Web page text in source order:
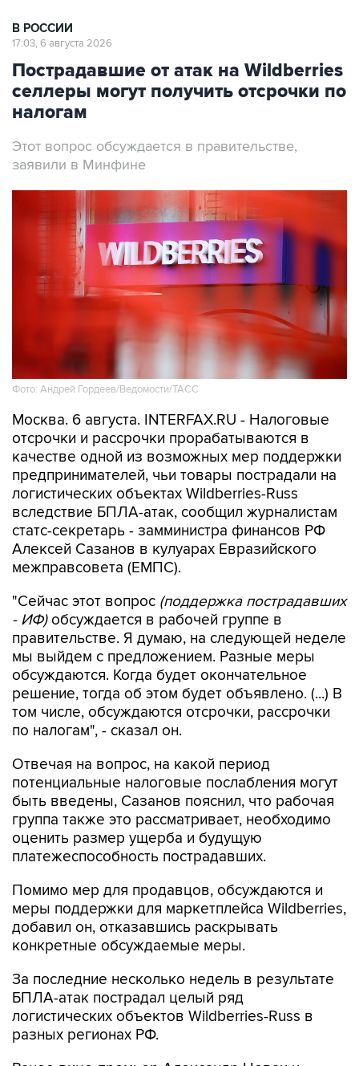
В РОССИИ
17:03, 6 августа 2026
Пострадавшие от атак на Wildberries
селлеры могут получить отсрочки по
налогам
Этот вопрос обсуждается в правительстве,
заявили в Минфине
Фото: Андрей Гордеев/Ведомости/ТАСС
Москва. 6 августа. INTERFAX.RU - Налоговые
отсрочки и рассрочки прорабатываются в
качестве одной из возможных мер поддержки
предпринимателей, чьи товары пострадали на
логистических объектах Wildberries-Russ
вследствие БПЛА-атак, сообщил журналистам
статс-секретарь - замминистра финансов РФ
Алексей Сазанов в кулуарах Евразийского
межправсовета (ЕМПС).
"Сейчас этот вопрос (поддержка пострадавших
- ИФ)обсуждается в рабочей группе в
правительстве. Я думаю, на следующей неделе
мы выйдем с предложением. Разные меры
обсуждаются. Когда будет окончательное
решение, тогда об этом будет объявлено. (...) В
том числе, обсуждаются отсрочки, рассрочки
по налогам", - сказал он.
Отвечая на вопрос, на какой период
потенциальные налоговые послабления могут
быть введены, Сазанов пояснил, что рабочая
группа также это рассматривает, необходимо
оценить размер ущерба и будущую
платежеспособность пострадавших.
Помимо мер для продавцов, обсуждаются и
меры поддержки для маркетплейса Wildberries,
добавил он, отказавшись раскрывать
конкретные обсуждаемые меры.
За последние несколько недель в результате
БПЛА-атак пострадал целый ряд
логистических объектов Wildberries-Russ в
разных регионах РФ.